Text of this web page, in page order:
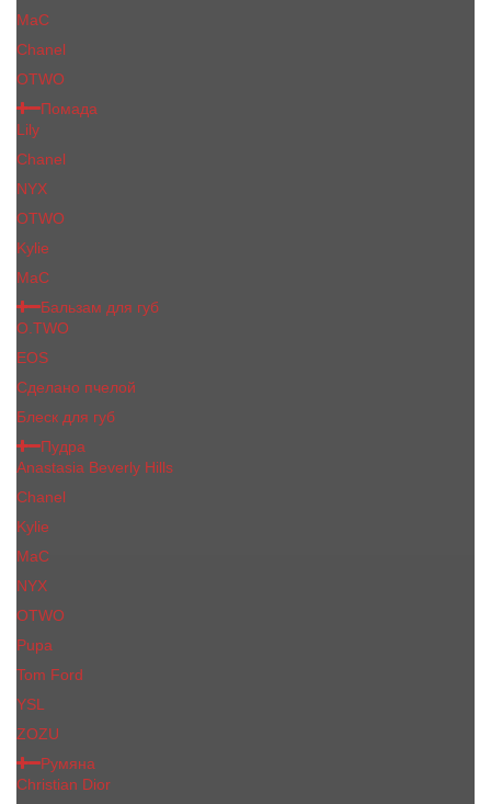
MaC
Сhanеl
OTWO
Помада
Lily
Chanel
NYX
OTWO
Kylie
МаС
Бальзам для губ
O.TWO
EOS
Сделано пчелой
Блеск для губ
Пудра
Anastasia Beverly Hills
Chanel
Kylie
MaC
NYX
OTWO
Pupa
Tom Ford
YSL
ZOZU
Румяна
Christian Dior